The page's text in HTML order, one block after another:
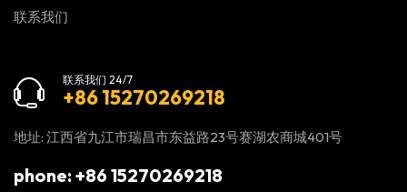
联系我们
联系我们 24/7
+86 15270269218
地址: 江西省九江市瑞昌市东益路23号赛湖农商城401号
phone: +86 15270269218